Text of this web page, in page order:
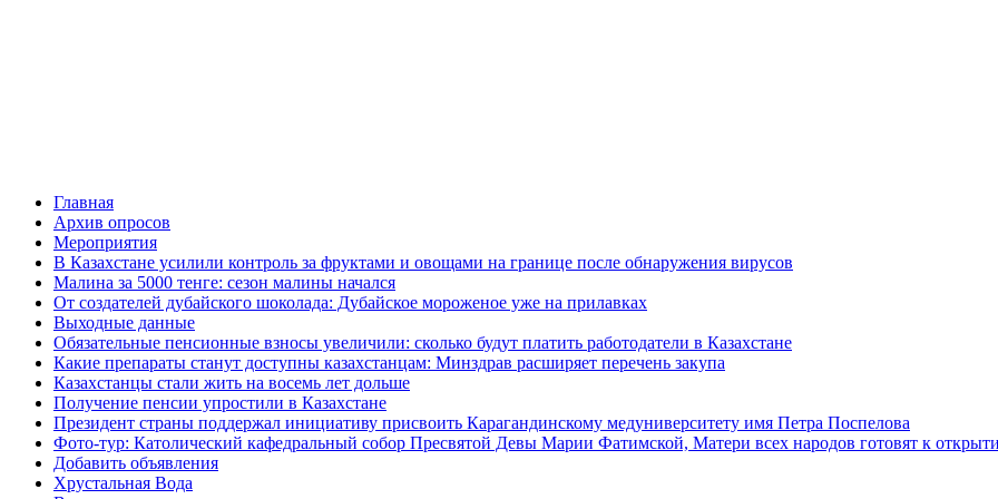
Главная
Архив опросов
Мероприятия
В Казахстане усилили контроль за фруктами и овощами на границе после обнаружения вирусов
Малина за 5000 тенге: сезон малины начался
От создателей дубайского шоколада: Дубайское мороженое уже на прилавках
Выходные данные
Обязательные пенсионные взносы увеличили: сколько будут платить работодатели в Казахстане
Какие препараты станут доступны казахстанцам: Минздрав расширяет перечень закупа
Казахстанцы стали жить на восемь лет дольше
Получение пенсии упростили в Казахстане
Президент страны поддержал инициативу присвоить Карагандинскому медуниверситету имя Петра Поспелова
Фото-тур: Католический кафедральный собор Пресвятой Девы Марии Фатимской, Матери всех народов готовят к
Добавить объявления
Хрустальная Вода